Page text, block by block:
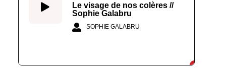
Le visage de nos colères //
Sophie Galabru
SOPHIE GALABRU